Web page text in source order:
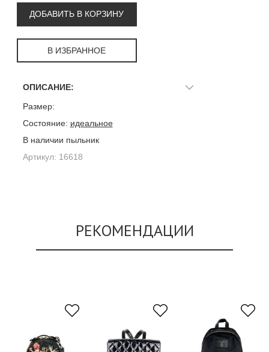
ДОБАВИТЬ В КОРЗИНУ
В ИЗБРАННОЕ
ОПИСАНИЕ:
Размер:
Состояние: идеальное
В наличии пыльник
Артикул: 16618
РЕКОМЕНДАЦИИ